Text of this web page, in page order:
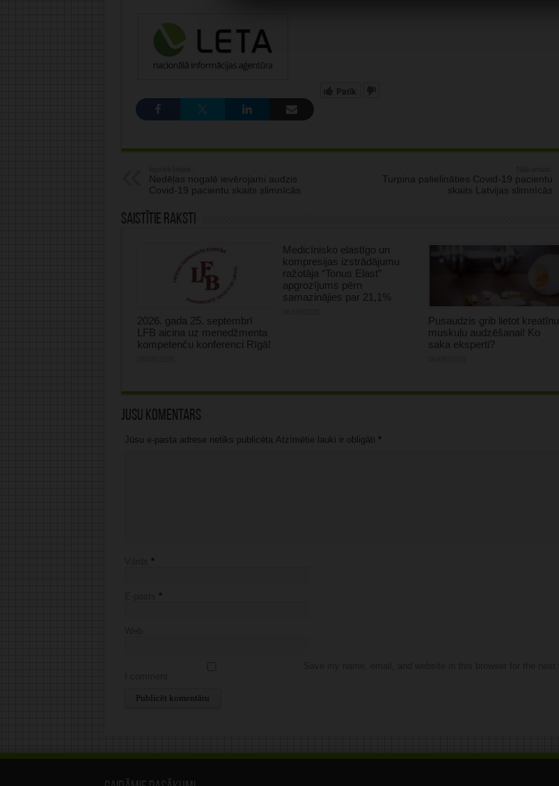
Patīk
Nedēļas nogalē ievērojami audzis
Covid-19 pacientu skaits slimnīcās
Turpina palielināties Covid-19 pacientu
skaits Latvijas slimnīcās
Saistītie raksti
2026. gada 25. septembrī
LFB aicina uz menedžmenta
kompetenču konferenci Rīgā!
Medicīnisko elastīgo un
kompresijas izstrādājumu
ražotāja “Tonus Elast”
apgrozījums pērn
samazinājies par 21,1%
Pusaudzis grib lietot kreatīnu
muskuļu audzēšanai! Ko
saka eksperti?
Jūsu komentārs
Jūsu e-pasta adrese netiks publicēta.Atzīmētie lauki ir obligāti *
*
*